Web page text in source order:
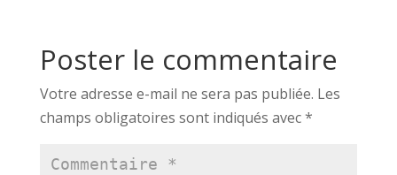
Poster le commentaire
Votre adresse e-mail ne sera pas publiée. Les
champs obligatoires sont indiqués avec*